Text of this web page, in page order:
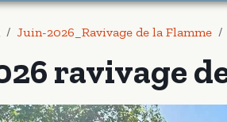
Juin-2026_Ravivage de la Flamme
ravivage